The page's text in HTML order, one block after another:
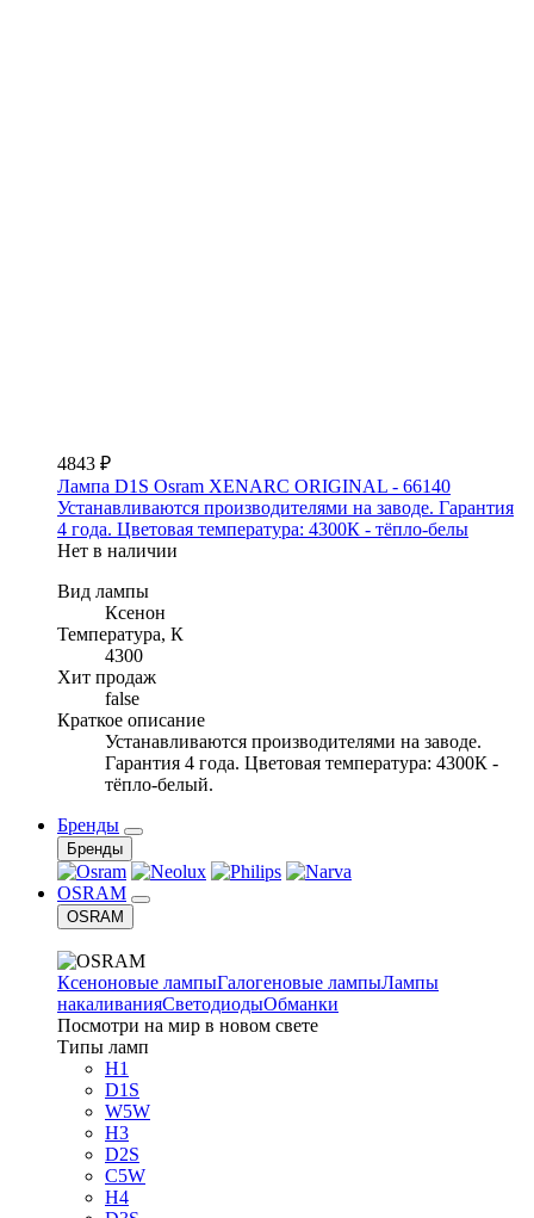
4843 ₽
Лампа D1S Osram XENARC ORIGINAL - 66140
Устанавливаются производителями на заводе. Гарантия
4 года. Цветовая температура: 4300К - тёпло-белы
Нет в наличии
Вид лампы
Ксенон
Температура, К
4300
Хит продаж
false
Краткое описание
Устанавливаются производителями на заводе.
Гарантия 4 года. Цветовая температура: 4300К -
тёпло-белый.
Бренды
Бренды
OSRAM
OSRAM
Ксеноновые лампыГалогеновые лампыЛампы
накаливанияСветодиодыОбманки
Посмотри на мир в новом свете
Типы ламп
H1
D1S
W5W
H3
D2S
C5W
H4